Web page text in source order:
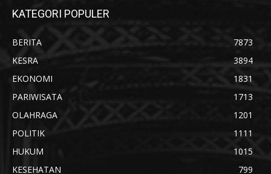
KATEGORI POPULER
BERITA
7873
KESRA
3894
EKONOMI
1831
PARIWISATA
1713
OLAHRAGA
1201
POLITIK
1111
HUKUM
1015
KESEHATAN
799